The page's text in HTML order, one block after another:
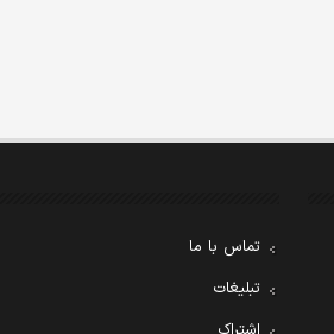
تماس با ما
تبلیغات